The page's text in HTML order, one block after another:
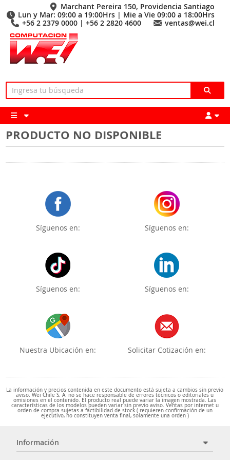
Marchant Pereira 150, Providencia Santiago
Lun y Mar: 09:00 a 19:00Hrs | Mie a Vie 09:00 a 18:00Hrs
+56 2 2379 0000 | +56 2 2820 4600
ventas@wei.cl
PRODUCTO NO DISPONIBLE
Síguenos en: Síguenos en:
Síguenos en: Síguenos en:
Nuestra Ubicación en: Solicitar Cotización en:
La información y precios contenida en este documento está sujeta a cambios sin previo
aviso. Wei Chile S. A. no se hace responsable de errores técnicos o editoriales u
omisiones en el contenido. El producto real puede variar la imagen mostrada. Las
características de los modelos pueden variar sin previo aviso. Ventas por internet u
orden de compra sujetas a factibilidad de stock ( requieren confirmación de un
ejecutivo, no constituyen venta final, solamente una orden )
Información